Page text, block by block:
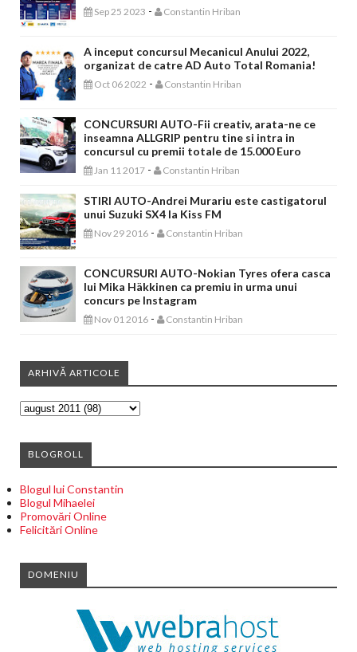
Sep 25 2023 - Constantin Hriban
A inceput concursul Mecanicul Anului 2022,
organizat de catre AD Auto Total Romania!
Oct 06 2022 - Constantin Hriban
CONCURSURI AUTO-Fii creativ, arata-ne ce
inseamna ALLGRIP pentru tine si intra in
concursul cu premii totale de 15.000 Euro
Jan 11 2017 - Constantin Hriban
STIRI AUTO-Andrei Murariu este castigatorul
unui Suzuki SX4 la Kiss FM
Nov 29 2016 - Constantin Hriban
CONCURSURI AUTO-Nokian Tyres ofera casca
lui Mika Häkkinen ca premiu in urma unui
concurs pe Instagram
Nov 01 2016 - Constantin Hriban
ARHIVĂ ARTICOLE
BLOGROLL
Blogul lui Constantin
Blogul Mihaelei
Promovări Online
Felicitări Online
DOMENIU